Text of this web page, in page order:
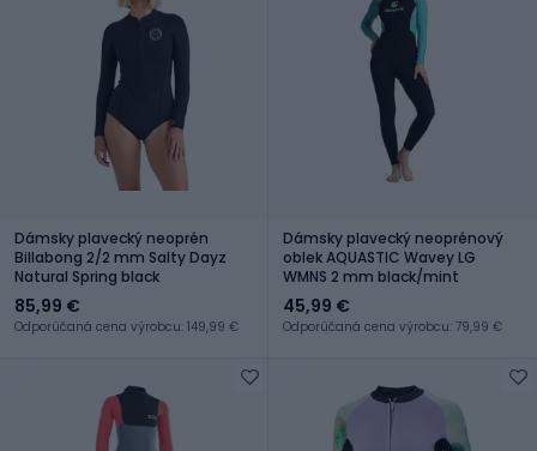
Dámsky plavecký neoprén
Billabong 2/2 mm Salty Dayz
Natural Spring black
85,99 €
Odporúčaná cena výrobcu: 149,99 €
Dámsky plavecký neoprénový
oblek AQUASTIC Wavey LG
WMNS 2 mm black/mint
45,99 €
Odporúčaná cena výrobcu: 79,99 €